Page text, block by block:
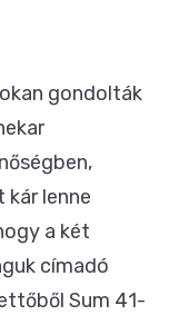
gondolták
kár lenne
a két
címadó
Sum 41-